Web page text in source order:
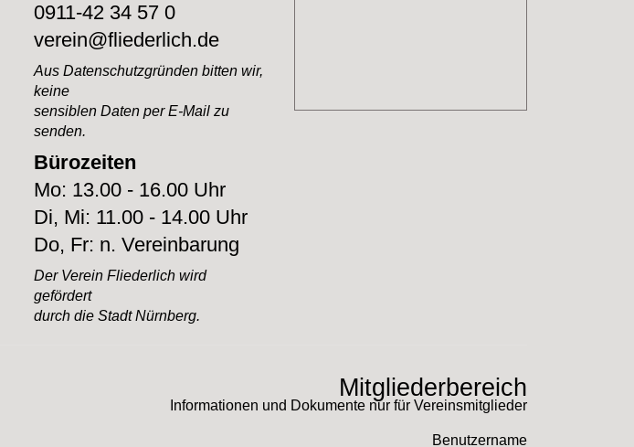
0911-42 34 57 0
verein@fliederlich.de
Aus Datenschutzgründen bitten wir,
keine
sensiblen Daten per E-Mail zu
senden.
Bürozeiten
Mo: 13.00 - 16.00 Uhr
Di, Mi: 11.00 - 14.00 Uhr
Do, Fr: n. Vereinbarung
Der Verein Fliederlich wird
gefördert
durch die Stadt Nürnberg.
Mitgliederbereich
Informationen und Dokumente nur für Vereinsmitglieder
Benutzername